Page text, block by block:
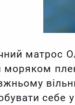
матрос
моряком
себе